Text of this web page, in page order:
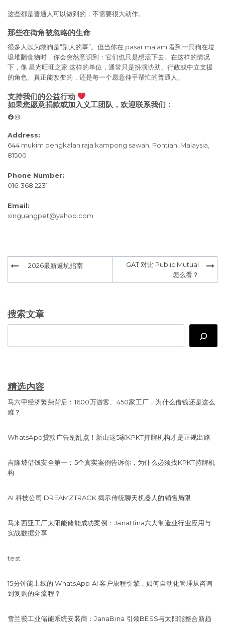
这些都是普通人可以做到的，不需要很大动作。
那些在街角被忽略的生命
很多人以为救狗是“别人的事”。但当你在 pasar malam 看到一只狗在垃
圾堆翻食物时，你会突然意识到：它们也只是想活下去。在这样的情况
下，像 星光旺旺之家 这样的单位，通常只是扮演协助、行政或中立支援
的角色。真正能改变的，还是每一个愿意伸手帮忙的普通人。
支持我们的公益行动
如果您愿意捐款或加入义工团队，欢迎联系我们：
Facebook
Instagram
Address:
644 mukim pengkalan raja kampong sawah, Pontian, Malaysia,
81500
Phone Number:
016-368 2231
Email:
xinguangpet@yahoo.com
Post
navigation
2026最新避坑指南
GAT 对比 Public Mutual
怎么看？
搜索文章
精选内容
马六甲经济繁荣背后：1600万游客、450家工厂，为什么借钱还是这么
难？
WhatsApp贷款广告别乱点！新山这5家KPKT持牌机构才是正规出路
吉隆坡借钱安全第一：5个真实案例告诉你，为什么必须找KPKT持牌机
构
AI 科技公司 DREAMZTRACK 揭示传统聊天机器人的销售局限
马来西亚工厂太阳能储能成功案例：JanaBina六大制造业行业应用与
实战数据分享
test
15分钟能上线的 WhatsApp AI 客户旅程引擎，如何自动化管理从咨询
到复购的全流程？
雪兰莪工业储能系统安装商：JanaBina 引领BESS与太阳能整合新趋